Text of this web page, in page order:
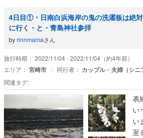
4日目①・日南白浜海岸の鬼の洗濯板は絶
に行く・と・青島神社参拝
byrinnmamaさん
旅行時期： 2022/11/04 - 2022/11/04（約4年前）
エリア： 宮崎市 同行者： カップル・夫婦（シニ
関連タグ:
表
い
い
至